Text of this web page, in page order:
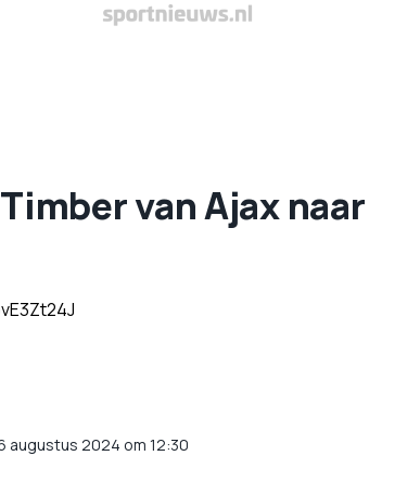
van Ajax naar
augustus 2024 om 12:30